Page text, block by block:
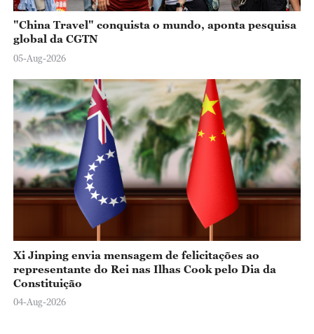
"China Travel" conquista o mundo, aponta pesquisa
global da CGTN
05-Aug-2026
Xi Jinping envia mensagem de felicitações ao
representante do Rei nas Ilhas Cook pelo Dia da
Constituição
04-Aug-2026